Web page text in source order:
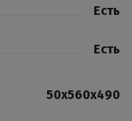
Есть
Есть
50x560x490